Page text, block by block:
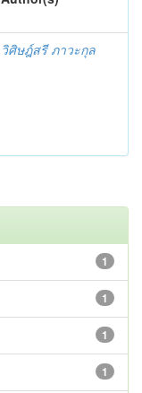
วิศิษฎ์สรี ภาวะกุล
1
1
1
1